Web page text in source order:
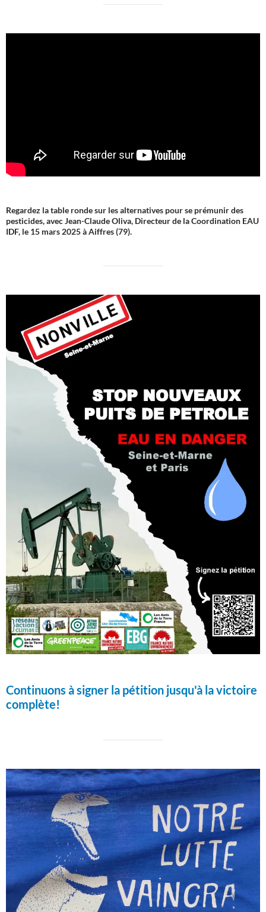
Regardez la table ronde sur les alternatives pour se prémunir des
pesticides, avec Jean-Claude Oliva, Directeur de la Coordination EAU
IDF, le 15 mars 2025 à Aiffres (79).
Continuons à signer la pétition jusqu'à la victoire
complète!